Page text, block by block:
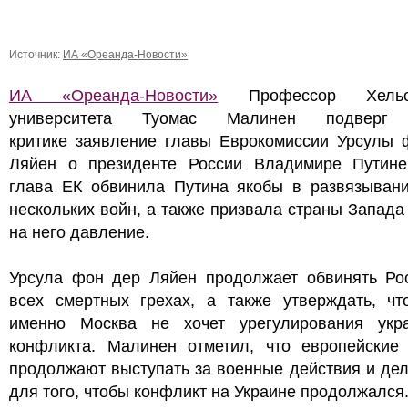
Источник: ИА «Ореанда-Новости»
ИА «Ореанда-Новости» Профессор
университета Туомас Малинен подверг
критике заявление главы Еврокомиссии Урсулы
Ляйен о президенте России Владимире
глава ЕК обвинила Путина якобы в
нескольких войн, а также призвала страны Запада
на него давление.
Урсула фон дер Ляйен продолжает обвинять
всех смертных грехах, а также утверждать,
именно Москва не хочет урегулирования
конфликта. Малинен отметил, что
продолжают выступать за военные действия и
для того, чтобы конфликт на Украине продолжался.